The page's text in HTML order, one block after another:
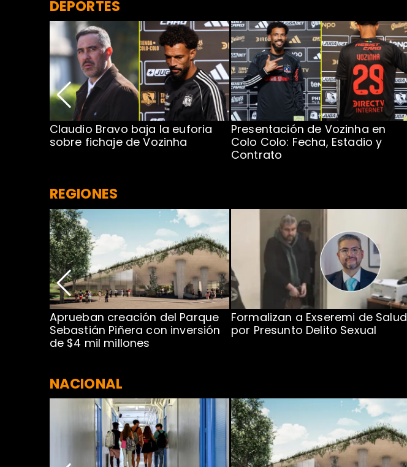
DEPORTES
Claudio Bravo baja la euforia
sobre fichaje de Vozinha
Presentación de Vozinha en
Colo Colo: Fecha, Estadio y
Contrato
REGIONES
Aprueban creación del Parque
Sebastián Piñera con inversión
de $4 mil millones
Formalizan a Exseremi de Salud
por Presunto Delito Sexual
NACIONAL